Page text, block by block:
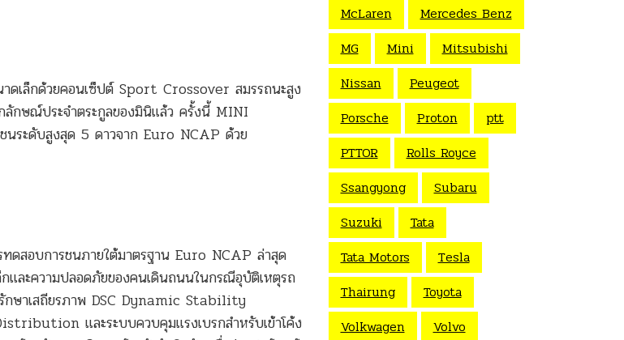
เล็กด้วยคอนเซ็ปต์ Sport Crossover สมรรถนะสูง
กษณ์ประจำตระกูลของมินิแล้ว ครั้งนี้ MINI
นระดับสูงสุด 5 ดาวจาก Euro NCAP ด้วย
ดสอบการชนภายใต้มาตรฐาน Euro NCAP ล่าสุด
และความปลอดภัยของคนเดินถนนในกรณีอุบัติเหตุรถ
ษาเสถียรภาพ DSC Dynamic Stability
และระบบควบคุมแรงเบรกสำหรับเข้าโค้ง
McLaren
Mercedes Benz
MG
Mini
Mitsubishi
Nissan
Peugeot
Porsche
Proton
ptt
PTTOR
Rolls Royce
Ssangyong
Subaru
Suzuki
Tata
Tata Motors
Tesla
Thairung
Toyota
Volkwagen
Volvo